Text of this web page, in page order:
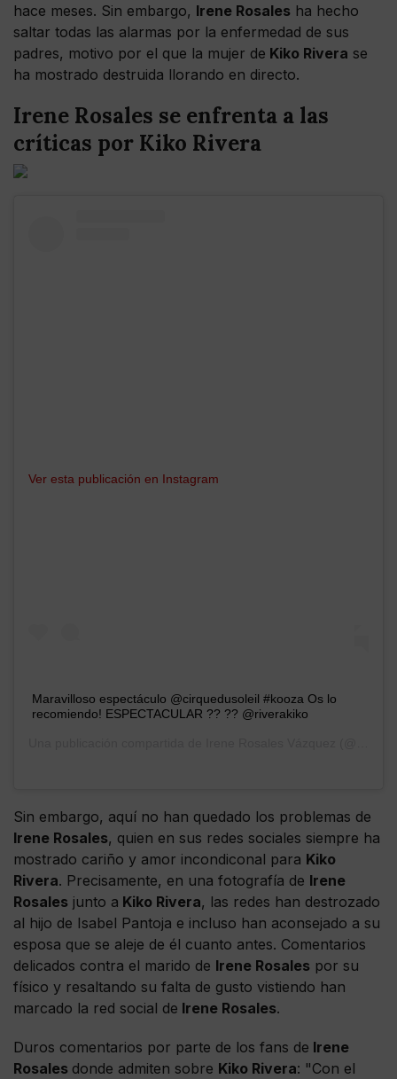
hace meses. Sin embargo, Irene Rosales ha hecho
saltar todas las alarmas por la enfermedad de sus
padres, motivo por el que la mujer de Kiko Rivera se
ha mostrado destruida llorando en directo.
Irene Rosales se enfrenta a las
críticas por Kiko Rivera
Ver esta publicación en Instagram
Maravilloso espectáculo @cirquedusoleil #kooza Os lo
recomiendo! ESPECTACULAR ?? ?? @riverakiko
Sin embargo, aquí no han quedado los problemas de
Irene Rosales, quien en sus redes sociales siempre ha
mostrado cariño y amor incondiconal para Kiko
Rivera. Precisamente, en una fotografía de Irene
Rosales junto a Kiko Rivera, las redes han destrozado
al hijo de Isabel Pantoja e incluso han aconsejado a su
esposa que se aleje de él cuanto antes. Comentarios
delicados contra el marido de Irene Rosales por su
físico y resaltando su falta de gusto vistiendo han
marcado la red social de Irene Rosales.
Duros comentarios por parte de los fans de Irene
Rosales donde admiten sobre Kiko Rivera: "Con el